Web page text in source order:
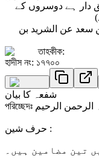
حق دار ہے دوسروں کے
سعد عن الشريد بن
তাহকীক:
হাদীস নং: ১৭৭০০
شفعہ کا بیان
حرف شین :
تین مضامین ہیں۔